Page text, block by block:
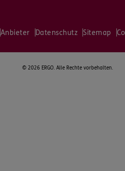
Anbieter Datenschutz Sitemap
© 2026 ERGO. Alle Rechte vorbehalten.